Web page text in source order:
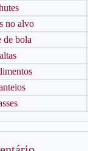
no alvo
de bola